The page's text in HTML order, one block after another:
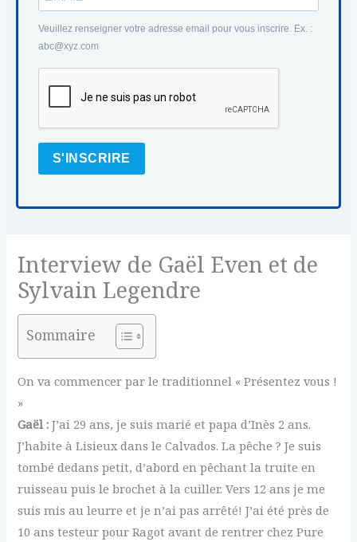
Veuillez renseigner votre adresse email pour vous inscrire. Ex. :
abc@xyz.com
S'INSCRIRE
Interview de Gaël Even et de
Sylvain Legendre
Sommaire
On va commencer par le traditionnel « Présentez vous !
»
Gaël : J’ai 29 ans, je suis marié et papa d’Inès 2 ans.
J’habite à Lisieux dans le Calvados. La pêche ? Je suis
tombé dedans petit, d’abord en pêchant la truite en
ruisseau puis le brochet à la cuiller. Vers 12 ans je me
suis mis au leurre et je n’ai pas arrêté! J’ai été près de
10 ans testeur pour Ragot avant de rentrer chez Pure